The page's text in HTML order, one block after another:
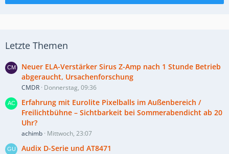
Letzte Themen
Neuer ELA-Verstärker Sirus Z-Amp nach 1 Stunde Betrieb
abgeraucht, Ursachenforschung
CMDR Donnerstag, 09:36
Erfahrung mit Eurolite Pixelballs im Außenbereich /
Freilichtbühne – Sichtbarkeit bei Sommerabendicht ab 20
Uhr?
achimb Mittwoch, 23:07
Audix D-Serie und AT8471